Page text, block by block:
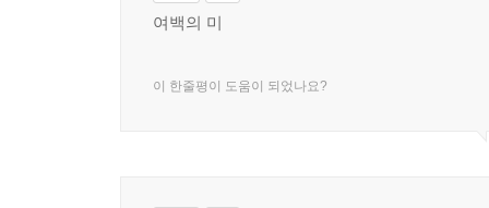
여백의 미
이 한줄평이 도움이 되었나요?